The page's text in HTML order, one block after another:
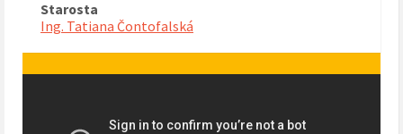
Starosta
Ing. Tatiana Čontofalská